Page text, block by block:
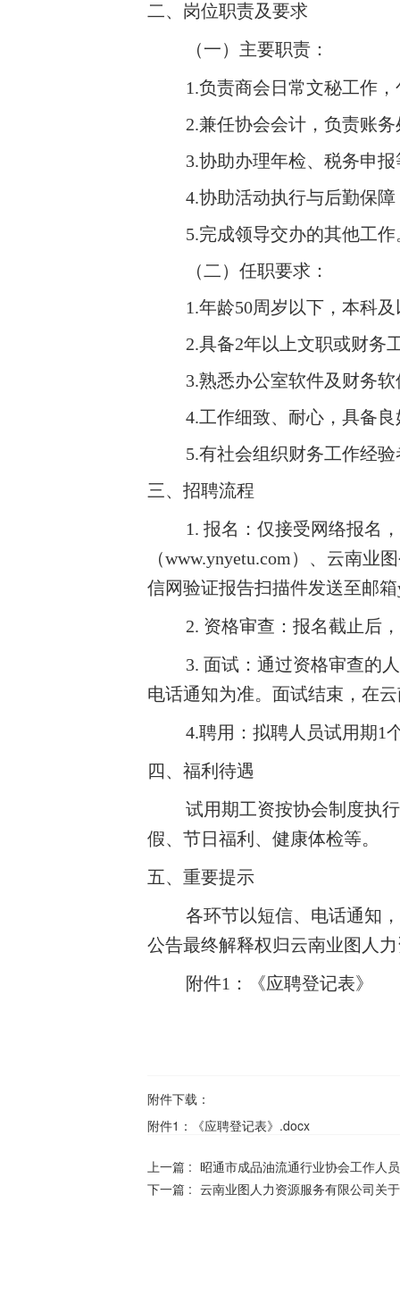
二、岗位职责及要求
（一）主要职责：
1.负责商会日常文秘工作
2.兼任协会会计，负责账
3.协助办理年检、税务申
4.协助活动执行与后勤保障
5.完成领导交办的其他工作
（二）任职要求：
1.年龄50周岁以下，本科
2.具备2年以上文职或财务
3.熟悉办公室软件及财务
4.工作细致、耐心，具备
5.有社会组织财务工作经
三、招聘流程
1. 报名：仅接受网络报名
（www.ynyetu.com）、云南
信网验证报告扫描件发送至邮
2. 资格审查：报名截止 后，
3. 面试：通过资格审查的
电话通知为准。面试结束，在
4.聘用：拟聘人员试用期1
四、福利待遇
试用期工资按协会制度执
假、节日福利、健康体检等。
五、重要提示
各环节以短信、电话通知，
公告最终解释权归云南业图人
附件1：《应聘登记表》
附件下载：
附件1：《应聘登记表》.docx
上一篇 : 昭通市成品油流通行业协会工作人
下一篇 : 云南业图人力资源服务有限公司关